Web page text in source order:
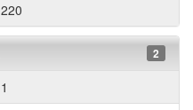
220
2
1